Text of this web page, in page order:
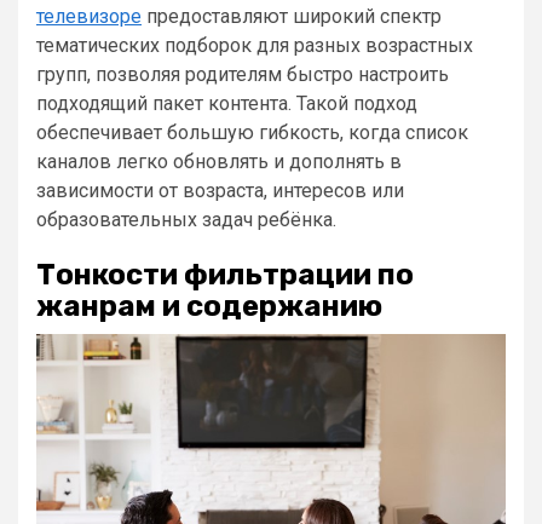
телевизоре предоставляют широкий спектр
тематических подборок для разных возрастных
групп, позволяя родителям быстро настроить
подходящий пакет контента. Такой подход
обеспечивает большую гибкость, когда список
каналов легко обновлять и дополнять в
зависимости от возраста, интересов или
образовательных задач ребёнка.
Тонкости фильтрации по
жанрам и содержанию